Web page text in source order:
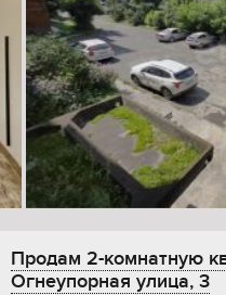
Продам 2-комнатную
Огнеупорная улица, 3